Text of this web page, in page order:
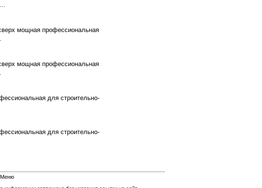
мощная профессиональная
мощная профессиональная
для строительно-
для строительно-
Меню